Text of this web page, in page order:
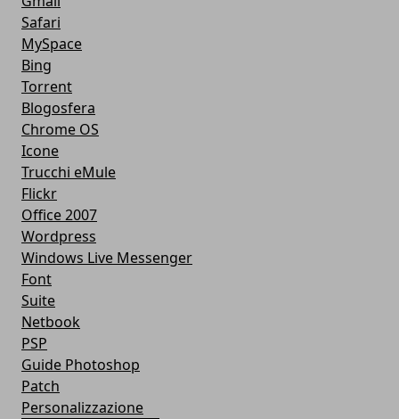
Safari
MySpace
Bing
Torrent
Blogosfera
Chrome OS
Icone
Trucchi eMule
Flickr
Office 2007
Wordpress
Windows Live Messenger
Font
Suite
Netbook
PSP
Guide Photoshop
Patch
Personalizzazione